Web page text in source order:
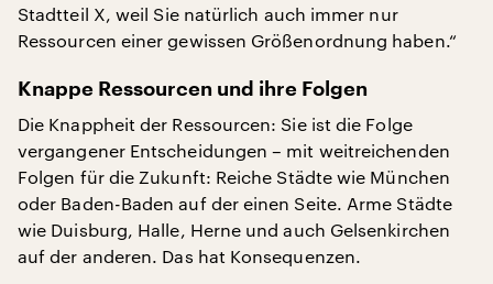
Stadtteil X, weil Sie natürlich auch immer nur
Ressourcen einer gewissen Größenordnung haben.“
Knappe Ressourcen und ihre Folgen
Die Knappheit der Ressourcen: Sie ist die Folge
vergangener Entscheidungen – mit weitreichenden
Folgen für die Zukunft: Reiche Städte wie München
oder Baden-Baden auf der einen Seite. Arme Städte
wie Duisburg, Halle, Herne und auch Gelsenkirchen
auf der anderen. Das hat Konsequenzen.